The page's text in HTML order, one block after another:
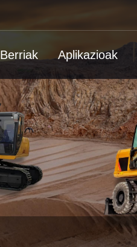
Berriak Aplikazioak